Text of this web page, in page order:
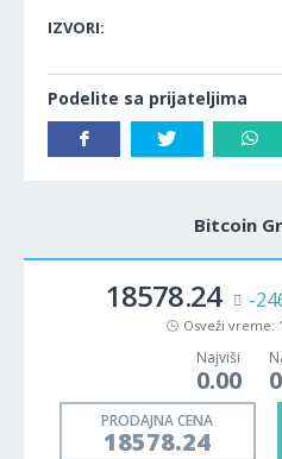
IZVORI:
Podelite sa prijateljima
Bitcoin
18578.24 -
Osveži vreme:
Najviši
0.00
PRODAJNA CENA
18578.24